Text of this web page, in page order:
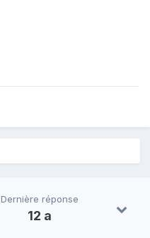
Dernière réponse
12 a